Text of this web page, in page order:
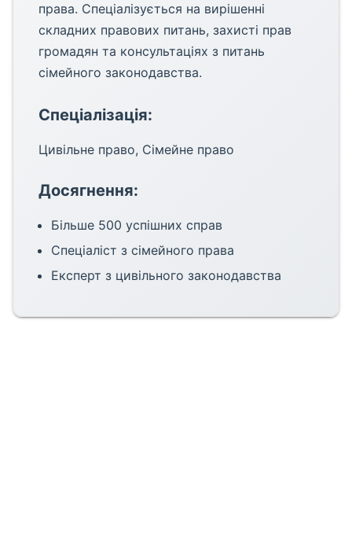
права. Спеціалізується на вирішенні
складних правових питань, захисті прав
громадян та консультаціях з питань
сімейного законодавства.
Спеціалізація:
Цивільне право, Сімейне право
Досягнення:
Більше 500 успішних справ
Спеціаліст з сімейного права
Експерт з цивільного законодавства